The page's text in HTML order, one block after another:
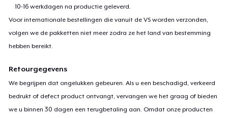
10-16 werkdagen na productie geleverd.
Voor internationale bestellingen die vanuit de VS worden verzonden,
volgen we de pakketten niet meer zodra ze het land van bestemming
hebben bereikt.
Retourgegevens
We begrijpen dat ongelukken gebeuren. Als u een beschadigd, verkeerd
bedrukt of defect product ontvangt, vervangen we het graag of bieden
we u binnen 30 dagen een terugbetaling aan. Omdat onze producten